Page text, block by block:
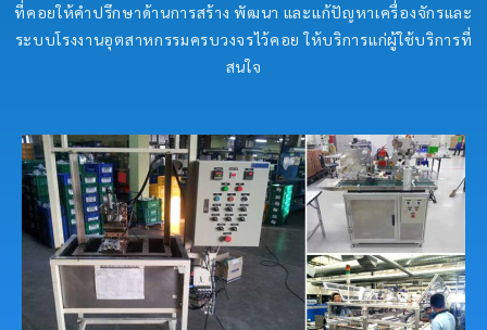
ที่คอยให้คำปรึกษาด้านการสร้าง พัฒนา และแก้ปัญหาเครื่องจักรและ
ระบบโรงงานอุตสาหกรรมครบวงจรไว้คอย ให้บริการแก่ผู้ใช้บริการที่
สนใจ